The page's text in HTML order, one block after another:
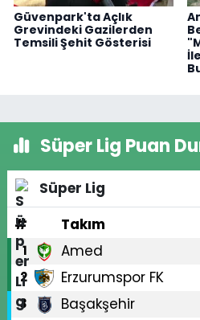
Güvenpark'ta Açlık
Grevindeki Gazilerden
Temsili Şehit Gösterisi
Süper Lig Puan
Süper Lig
#
Takım
1 Amed
2 Erzurumspor FK
3 Başakşehir